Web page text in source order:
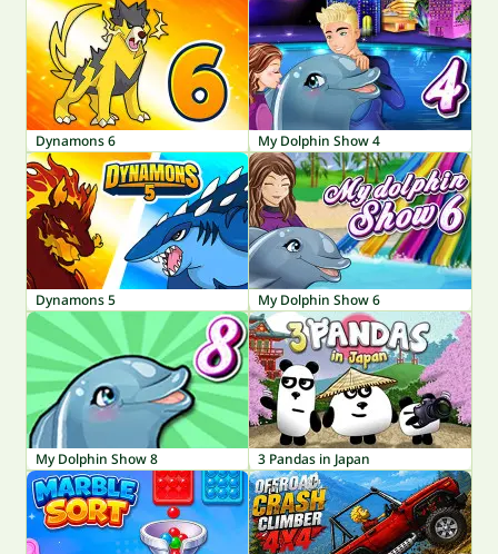
Dynamons 6 My Dolphin Show 4
Dynamons 5 My Dolphin Show 6
My Dolphin Show 8 3 Pandas in Japan